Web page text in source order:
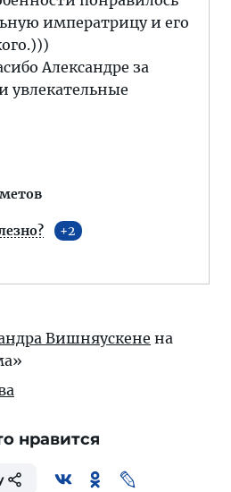
императрицу и его
Александре за
увлекательные
2
Вишняускене на
нравится